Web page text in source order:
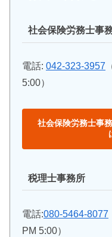
社会保険労務士事
電話: 042-323-3957
5:00）
社会保険労務士事
税理士事務所
電話:080-5464-8077
PM 5:00）